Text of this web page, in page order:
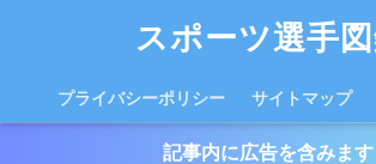
スポーツ選手
プライバシーポリシー サイトマップ
記事内に広告を含みます